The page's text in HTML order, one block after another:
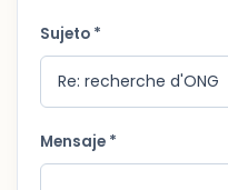
Sujeto *
Mensaje *